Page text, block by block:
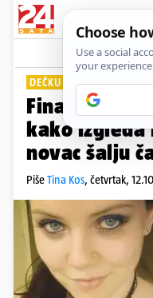
DEČKU NE SMETA
Financijska
kako izgleda
novac šalju
PišeTina Kos, četvrtak,